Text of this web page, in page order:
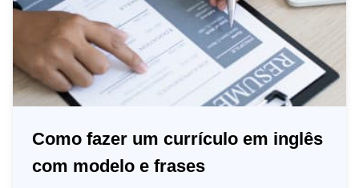
Como fazer um currículo em inglês
com modelo e frases